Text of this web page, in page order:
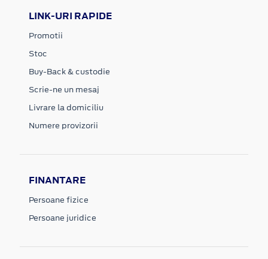
LINK-URI RAPIDE
Promotii
Stoc
Buy-Back & custodie
Scrie-ne un mesaj
Livrare la domiciliu
Numere provizorii
FINANTARE
Persoane fizice
Persoane juridice